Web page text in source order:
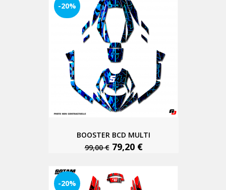
BOOSTER BCD MULTI
99,00 € 79,20 €
-20%
-20%